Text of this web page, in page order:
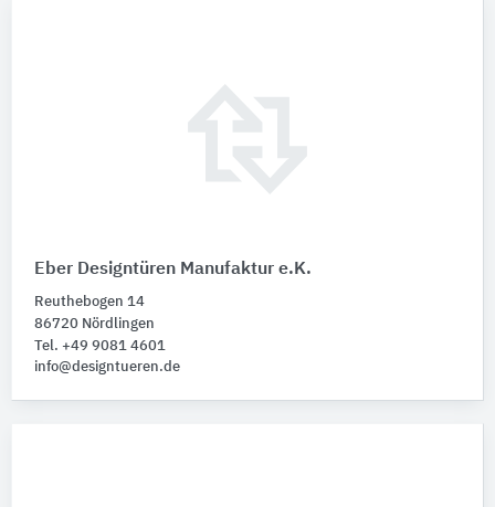
Eber Designtüren Manufaktur e.K.
Reuthebogen 14
86720 Nördlingen
Tel. +49 9081 4601
info@designtueren.de